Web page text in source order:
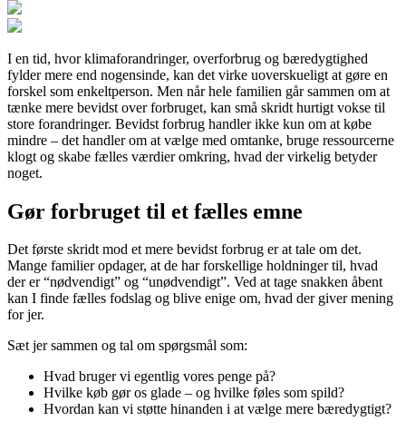
I en tid, hvor klimaforandringer, overforbrug og bæredygtighed
fylder mere end nogensinde, kan det virke uoverskueligt at gøre en
forskel som enkeltperson. Men når hele familien går sammen om at
tænke mere bevidst over forbruget, kan små skridt hurtigt vokse til
store forandringer. Bevidst forbrug handler ikke kun om at købe
mindre – det handler om at vælge med omtanke, bruge ressourcerne
klogt og skabe fælles værdier omkring, hvad der virkelig betyder
noget.
Gør forbruget til et fælles emne
Det første skridt mod et mere bevidst forbrug er at tale om det.
Mange familier opdager, at de har forskellige holdninger til, hvad
der er “nødvendigt” og “unødvendigt”. Ved at tage snakken åbent
kan I finde fælles fodslag og blive enige om, hvad der giver mening
for jer.
Sæt jer sammen og tal om spørgsmål som:
Hvad bruger vi egentlig vores penge på?
Hvilke køb gør os glade – og hvilke føles som spild?
Hvordan kan vi støtte hinanden i at vælge mere bæredygtigt?